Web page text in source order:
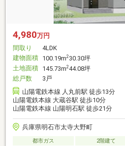
4,980万円
間取り
4LDK
建物面積 100.19m2 30.30坪
土地面積 145.73m244.08坪
総戸数
3戸
山陽電鉄本線 人丸前駅 徒歩13分
山陽電鉄本線 大蔵谷駅 徒歩10分
山陽電鉄本線 山陽明石駅 徒歩21分
兵庫県明石市太寺大野町
都市ガス 2階建て